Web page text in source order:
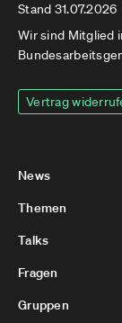
Stand 31.07.2026
Wir sind Mitglied
Vertrag
News
Themen
Talks
Fragen
Gruppen